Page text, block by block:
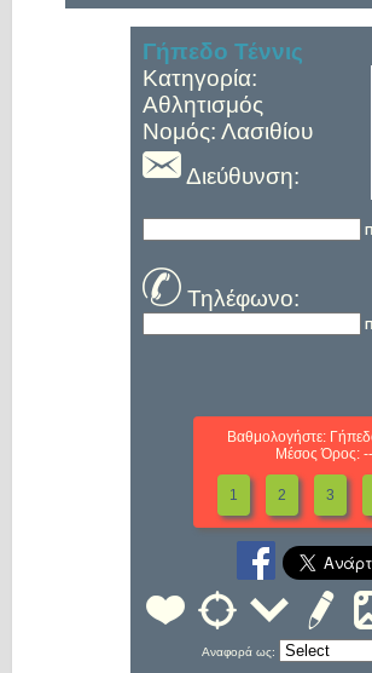
Γήπεδο Τέννις
Κατηγορία:
Αθλητισμός
Νομός: Λασιθίου
Διεύθυνση:
Τηλέφωνο:
Βαθμολογήστε:
Μέσος Όρος: --
1 2 3
Αναφορά ως: